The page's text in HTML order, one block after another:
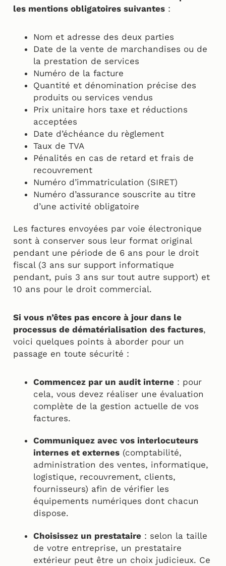
les mentions obligatoires suivantes :
Nom et adresse des deux parties
Date de la vente de marchandises ou de
la prestation de services
Numéro de la facture
Quantité et dénomination précise des
produits ou services vendus
Prix unitaire hors taxe et réductions
acceptées
Date d’échéance du règlement
Taux de TVA
Pénalités en cas de retard et frais de
recouvrement
Numéro d’immatriculation (SIRET)
Numéro d’assurance souscrite au titre
d’une activité obligatoire
Les factures envoyées par voie électronique
sont à conserver sous leur format original
pendant une période de 6 ans pour le droit
fiscal (3 ans sur support informatique
pendant, puis 3 ans sur tout autre support) et
10 ans pour le droit commercial.
Si vous n’êtes pas encore à jour dans le
processus de dématérialisation des factures,
voici quelques points à aborder pour un
passage en toute sécurité :
Commencez par un audit interne : pour
cela, vous devez réaliser une évaluation
complète de la gestion actuelle de vos
factures.
Communiquez avec vos interlocuteurs
internes et externes (comptabilité,
administration des ventes, informatique,
logistique, recouvrement, clients,
fournisseurs) afin de vérifier les
équipements numériques dont chacun
dispose.
Choisissez un prestataire : selon la taille
de votre entreprise, un prestataire
extérieur peut être un choix judicieux. Ce